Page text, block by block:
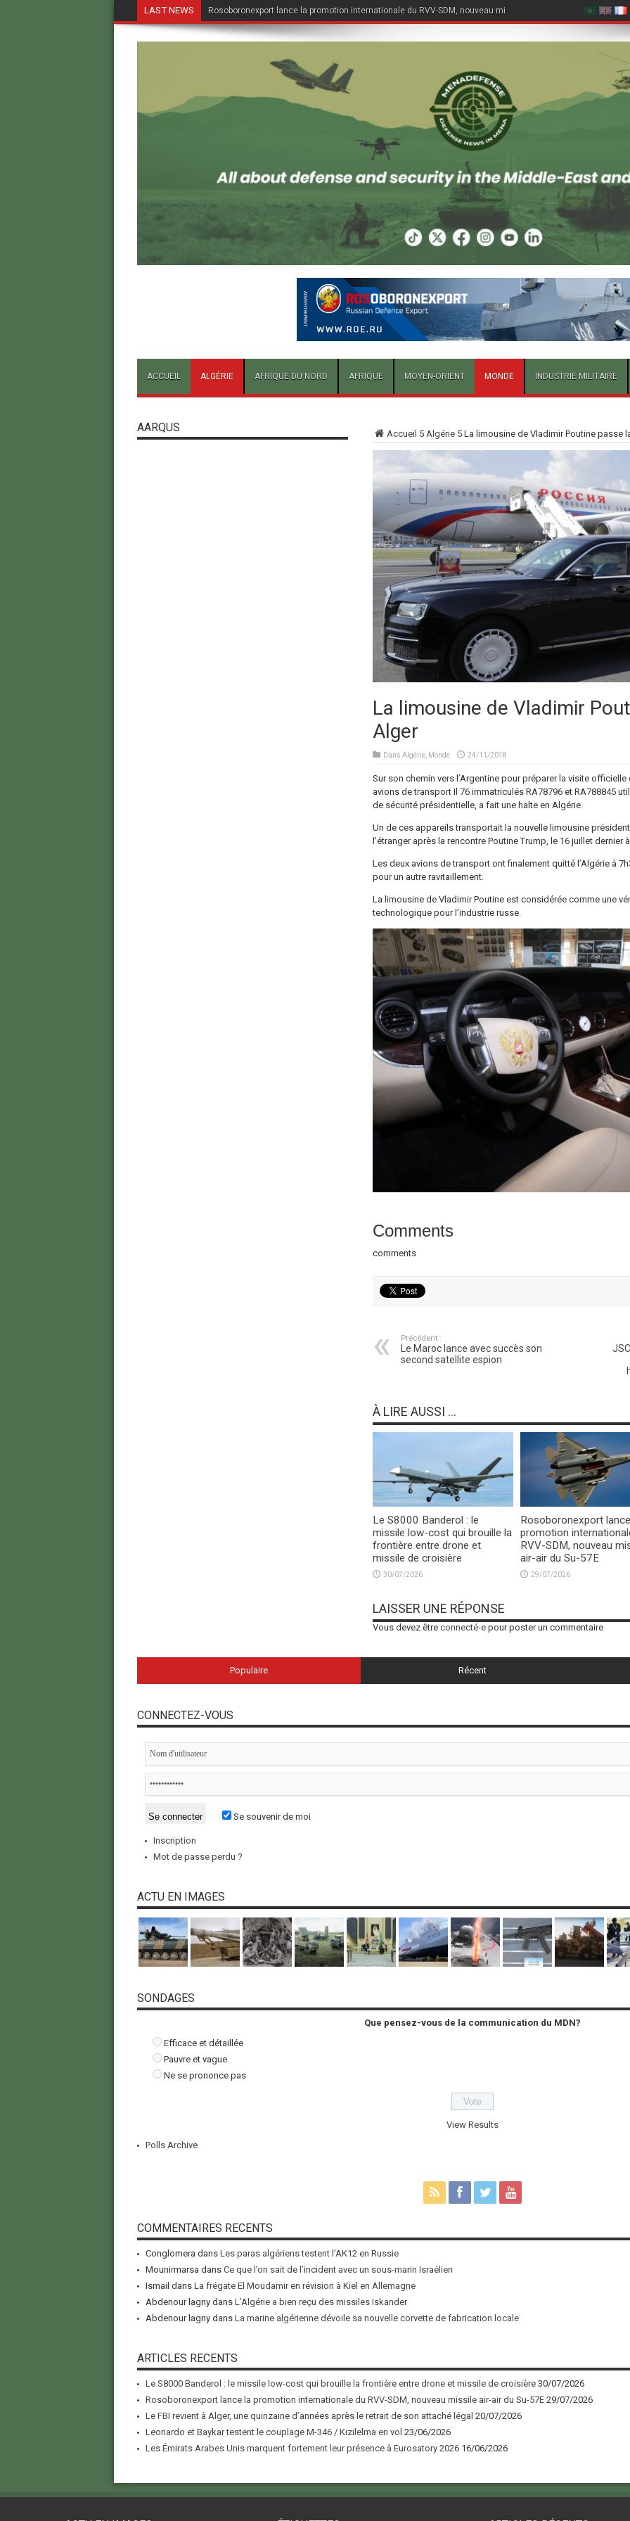
LAST NEWS Rosoboronexport lance la promotion internationale du RVV-SDM, nouveau missile air-air du Su-57E
ACCUEIL ALGÉRIE AFRIQUE DU NORD AFRIQUE MOYEN-ORIENT MONDE INDUSTRIE MILITAIRE
Accueil 5 Algérie5 La limousine de Vladimir Poutine passe
La limousine de Vladimir
Alger
Dans Algérie, Monde 24/11/2018
Sur son chemin vers l’Argentine pour préparer la visite
avions de transport Il 76 immatriculés RA78796 et RA788845
de sécurité présidentielle, a fait une halte en Algérie.
Un de ces appareils transportait la nouvelle limousine
l’étranger après la rencontre Poutine Trump, le 16 juillet dernier
Les deux avions de transport ont finalement quitté l’Algérie à
pour un autre ravitaillement.
La limousine de Vladimir Poutine est considérée comme une
technologique pour l’industrie russe.
Comments
comments
Précédent :
Le Maroc lance avec succès son
second satellite espion
À LIRE AUSSI ...
Le S8000 Banderol : le
missile low-cost qui brouille la
frontière entre drone et
missile de croisière
30/07/2026
Rosoboronexport
promotion
RVV-SDM, nouveau
air-air du Su-57E
29/07/2026
LAISSER UNE RÉPONSE
Vous devez être connecté-epour poster un commentaire
AARQUS
Populaire Récent
CONNECTEZ-VOUS
Se souvenir de moi
Inscription
Mot de passe perdu ?
ACTU EN IMAGES
SONDAGES
Que pensez-vous de la communication du MDN?
Efficace et détaillée
Pauvre et vague
Ne se prononce pas
View Results
Polls Archive
COMMENTAIRES RECENTS
Conglomera dans Les paras algériens testent l’AK12 en Russie
Mounirmarsa dans Ce que l’on sait de l’incident avec un sous-marin Israélien
Ismail dans La frégate El Moudamir en révision à Kiel en Allemagne
Abdenour lagnydans L’Algérie a bien reçu des missiles Iskander
Abdenour lagnydans La marine algérienne dévoile sa nouvelle corvette de fabrication locale
ARTICLES RECENTS
Le S8000 Banderol : le missile low-cost qui brouille la frontière entre drone et missile de croisière 30/07/2026
Rosoboronexport lance la promotion internationale du RVV-SDM, nouveau missile air-air du Su-57E 29/07/2026
Le FBI revient à Alger, une quinzaine d’années après le retrait de son attaché légal 20/07/2026
Leonardo et Baykar testent le couplage M-346 / Kızılelma en vol 23/06/2026
Les Émirats Arabes Unis marquent fortement leur présence à Eurosatory 2026 16/06/2026